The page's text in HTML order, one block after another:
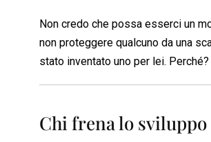
Non credo che possa esserci un
non proteggere qualcuno da una
stato inventato uno per lei. Perché?
Chi frena lo sviluppo